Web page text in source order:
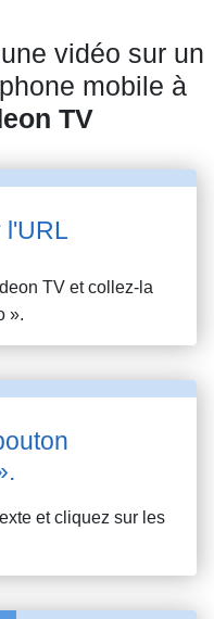
vidéo sur un
mobile à
TV
l'URL
TV et collez-la
».
et cliquez sur les